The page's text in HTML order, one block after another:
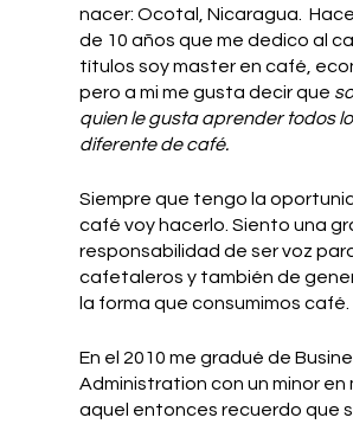
nacer: Ocotal, Nicaragua.
de 10 años que me dedico al
títulos soy master en café,
pero a mi me gusta decir que
quien le gusta aprender todos
diferente de café.
Siempre que tengo la
café voy hacerlo. Siento una
responsabilidad de ser voz
cafetaleros y también de
la forma que consumimos café.
En el 2010 me gradué de
Administration con un minor en
aquel entonces recuerdo que